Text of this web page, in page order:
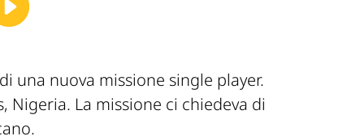
una nuova missione single player.
Nigeria. La missione ci chiedeva di